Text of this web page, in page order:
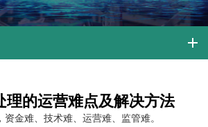
理的运营难点及解决方法
金难、技术难、运营难、监管难。